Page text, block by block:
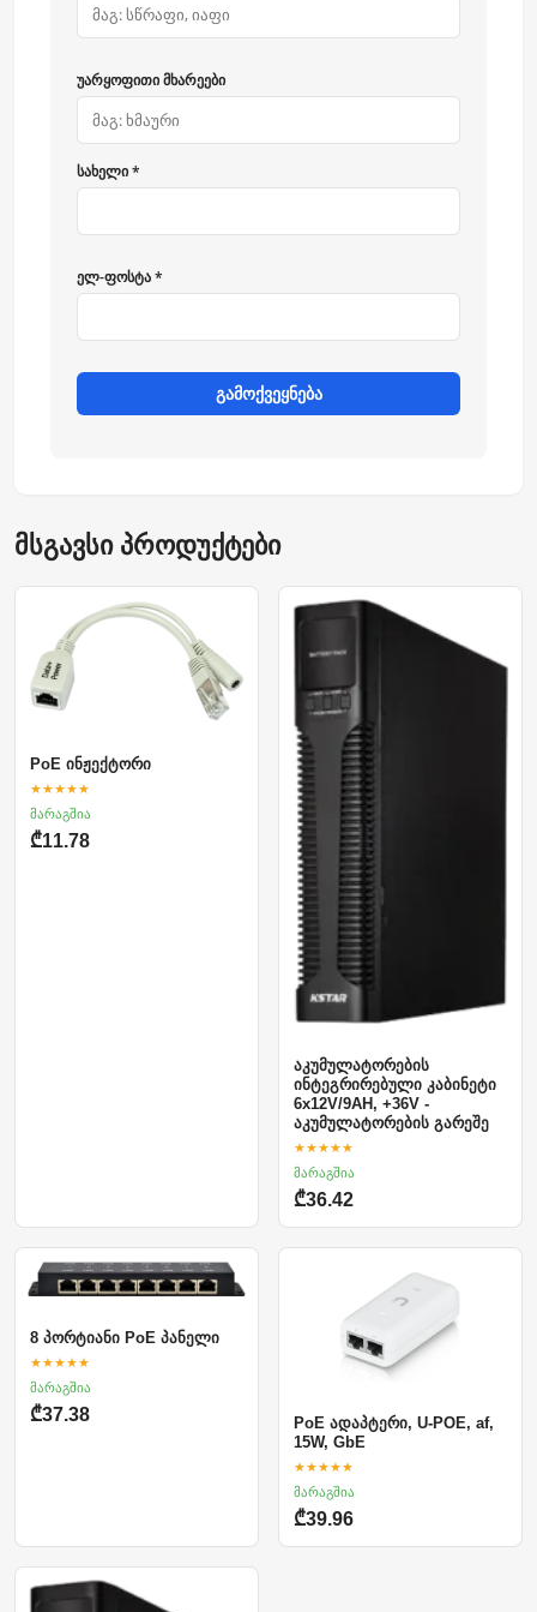
უარყოფითი მხარეები
სახელი *
ელ-ფოსტა *
გამოქვეყნება
მსგავსი პროდუქტები
PoE ინჟექტორი
★★★★★
მარაგშია
₾11.78
აკუმულატორების
ინტეგრირებული კაბინეტი
6x12V/9AH, +36V -
აკუმულატორების გარეშე
★★★★★
მარაგშია
₾36.42
8 პორტიანი PoE პანელი
★★★★★
მარაგშია
₾37.38
PoE ადაპტერი, U-POE, af,
15W, GbE
★★★★★
მარაგშია
₾39.96